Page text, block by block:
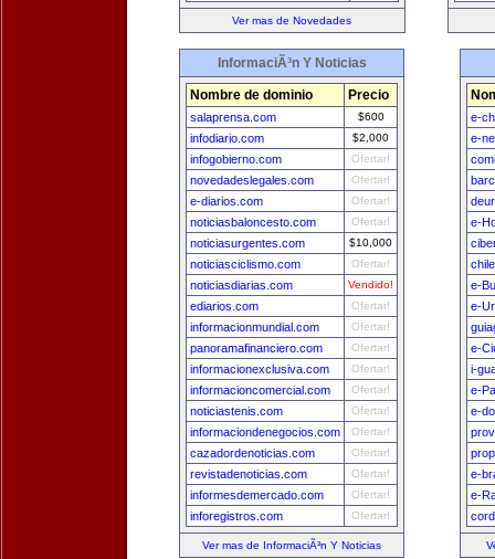
Ver mas de Novedades
InformaciÃ³n Y Noticias
Nombre de dominio Precio
salaprensa.com $600
infodiario.com $2,000
infogobierno.com Ofertar!
novedadeslegales.com Ofertar!
e-diarios.com Ofertar!
noticiasbaloncesto.com Ofertar!
noticiasurgentes.com $10,000
noticiasciclismo.com Ofertar!
noticiasdiarias.com Vendido!
ediarios.com Ofertar!
informacionmundial.com Ofertar!
panoramafinanciero.com Ofertar!
informacionexclusiva.com Ofertar!
informacioncomercial.com Ofertar!
noticiastenis.com Ofertar!
informaciondenegocios.com Ofertar!
cazadordenoticias.com Ofertar!
revistadenoticias.com Ofertar!
informesdemercado.com Ofertar!
inforegistros.com Ofertar!
Ver mas de InformaciÃ³n Y Noticias
e-
e-
e-
e-
e-
e-
i-
e-
e-
e-
e-